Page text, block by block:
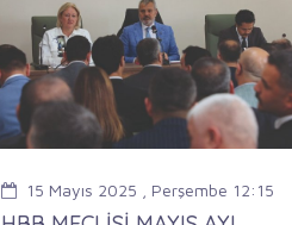
15 Mayıs 2025 , Perşembe 12:15